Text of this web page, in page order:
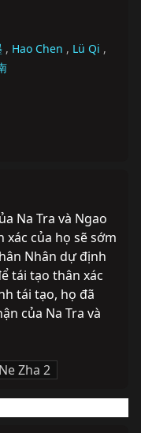
, Hao Chen , Lü Qi ,
Na Tra và Ngao
của họ sẽ sớm
Nhân dự định
tái tạo thân xác
tái tạo, họ đã
của Na Tra và
Ne Zha 2